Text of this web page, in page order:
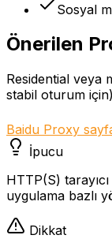
Sosyal
Önerilen
Residential veya
stabil oturum için)
Baidu Proxy
İpucu
HTTP(S)
uygulama bazlı
Dikkat